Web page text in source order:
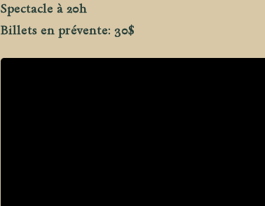
Spectacle à 20h
Billets en prévente: 30$